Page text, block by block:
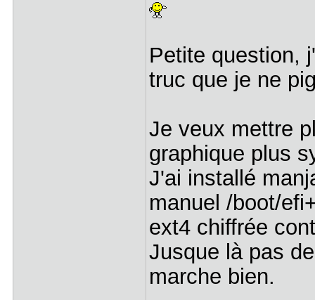
Petite question,
truc que je ne
Je veux mettre
graphique plus
J'ai installé
manuel /boot/
ext4 chiffrée
Jusque là pas
marche bien.